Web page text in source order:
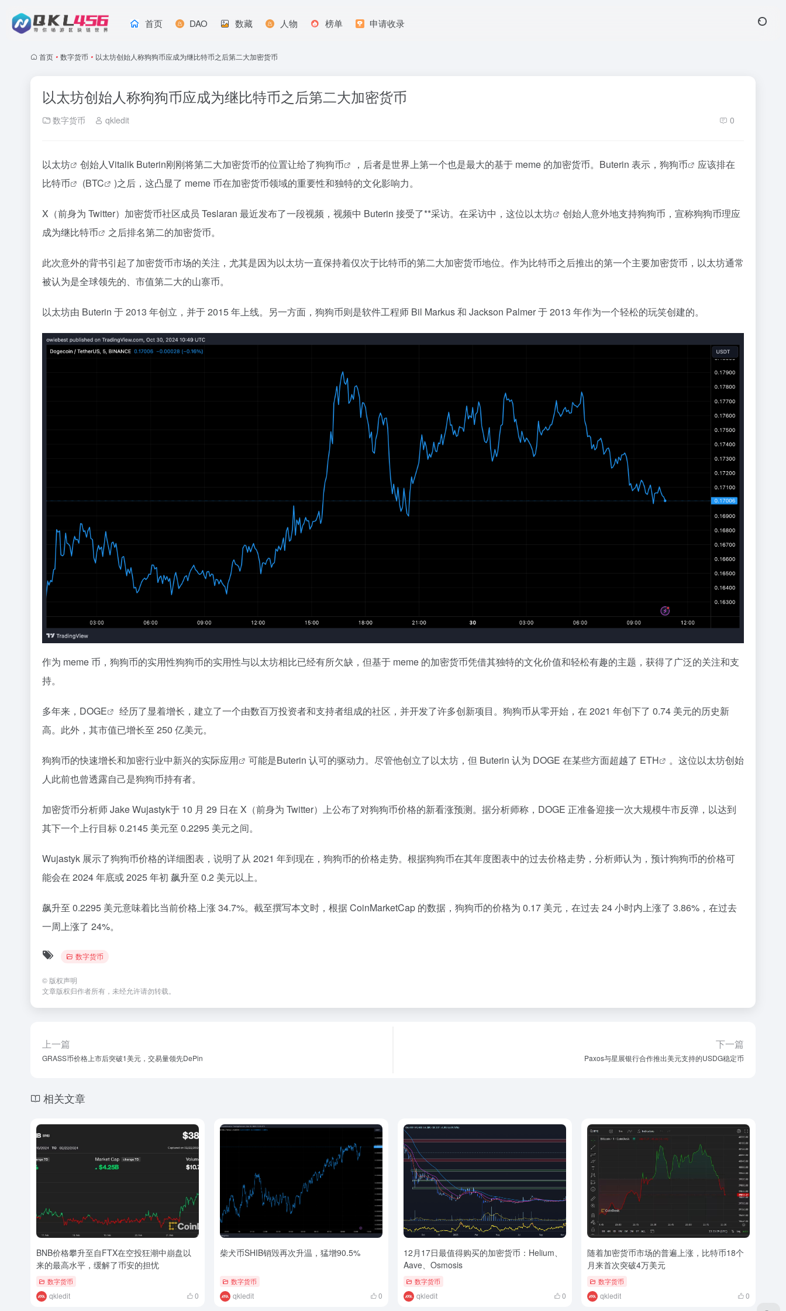
首页 DAO 数藏 人物 榜单 申请收录
首页 • 数字货币 • 以太坊创始人称狗狗币应成为继比特币之后第二大加密货币
以太坊创始人称狗狗币应成为继比特币之后第二大加密货币
数字货币 qkledit 0
以太坊 创始人Vitalik Buterin刚刚将第二大加密货币的位置让给了狗狗币 ，后者是世界上第一个也是最大的基于 meme 的加密货币。Buterin 表示， 狗狗币
应该排在
比特币
(BTC )之后，这凸显了 meme 币在加密货币领域的重要性和独特的文化影响力。
X（前身为 Twitter）加密货币社区成员 Teslaran 最近发布了一段视频，视频中 Buterin 接受了**采访。在采访中，这位以太坊
创始人意外地支持狗狗币，宣称狗狗币理应
成为继比特币 之后排名第二的加密货币。
此次意外的背书引起了加密货币市场的关注，尤其是因为以太坊一直保持着仅次于比特币的第二大加密货币地位。作为比特币之后推出的第一个主要加密货币，以太坊通常
被认为是全球领先的、市值第二大的山寨币。
以太坊由 Buterin 于 2013 年创立，并于 2015 年上线。另一方面，狗狗币则是软件工程师 Bil Markus 和 Jackson Palmer 于 2013 年作为一个轻松的玩笑创建的。
作为 meme 币，狗狗币的实用性狗狗币的实用性与以太坊相比已经有所欠缺，但基于 meme 的加密货币凭借其独特的文化价值和轻松有趣的主题，获得了广泛的关注和支
持。
多年来， DOGE
经历了显着增长，建立了一个由数百万投资者和支持者组成的社区，并开发了许多创新项目。狗狗币从零开始，在 2021 年创下了 0.74 美元的历史新
高。此外，其市值已增长至 250 亿美元。
狗狗币的快速增长和加密行业中新兴的实际应用 可能是Buterin 认可的驱动力。尽管他创立了以太坊，但 Buterin 认为 DOGE 在某些方面超越了 ETH
。这位以太坊创始
人此前也曾透露自己是狗狗币持有者。
加密货币分析师 Jake Wujastyk于 10 月 29 日在 X（前身为 Twitter）上公布了对狗狗币价格的新看涨预测。据分析师称，DOGE 正准备迎接一次大规模牛市反弹，以达到
其下一个上行目标 0.2145 美元至 0.2295 美元之间。
Wujastyk 展示了狗狗币价格的详细图表，说明了从 2021 年到现在，狗狗币的价格走势。根据狗狗币在其年度图表中的过去价格走势，分析师认为，预计狗狗币的价格可
能会在 2024 年底或 2025 年初 飙升至 0.2 美元以上。
飙升至 0.2295 美元意味着比当前价格上涨 34.7%。截至撰写本文时，根据 CoinMarketCap 的数据，狗狗币的价格为 0.17 美元，在过去 24 小时内上涨了 3.86%，在过去
一周上涨了 24%。
数字货币
© 版权声明
文章版权归作者所有，未经允许请勿转载。
上一篇
GRASS币价格上市后突破1美元，交易量领先DePin
下一篇
Paxos与星展银行合作推出美元支持的USDG稳定币
相关文章
BNB价格攀升至自FTX在空投狂潮中崩盘以
来的最高水平，缓解了币安的担忧
数字货币
qkledit 0
柴犬币SHIB销毁再次升温，猛增90.5%
数字货币
qkledit 0
12月17日最值得购买的加密货币：Helium、
Aave、Osmosis
数字货币
qkledit 0
随着加密货币市场的普遍上涨，比特币18个
月来首次突破4万美元
数字货币
qkledit 0